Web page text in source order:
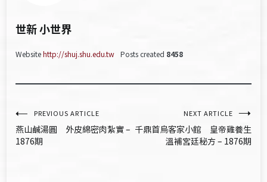
世新 小世界
Websitehttp://shuj.shu.edu.tw Posts created 8458
文
章
PREVIOUS ARTICLE
燕山鹹湯圓 外皮綿密肉紮實 –
1876期
NEXT ARTICLE
千鼎首烏客家小館 皇帝雞養生
溫補宮廷秘方 – 1876期